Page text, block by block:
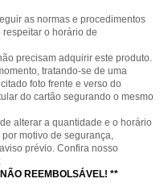
as normas e procedimentos
o horário de
precisam adquirir este produto.
tratando-se de uma
foto frente e verso do
do cartão segurando o mesmo
alterar a quantidade e o horário
motivo de segurança,
prévio. Confira nosso
;
REEMBOLSÁVEL! **